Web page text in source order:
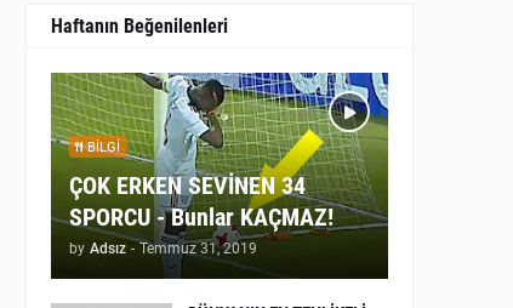
Haftanın Beğenilenleri
BILGI
ÇOK ERKEN SEVİNEN 34
SPORCU - Bunlar KAÇMAZ!
by Adsız - Temmuz 31, 2019